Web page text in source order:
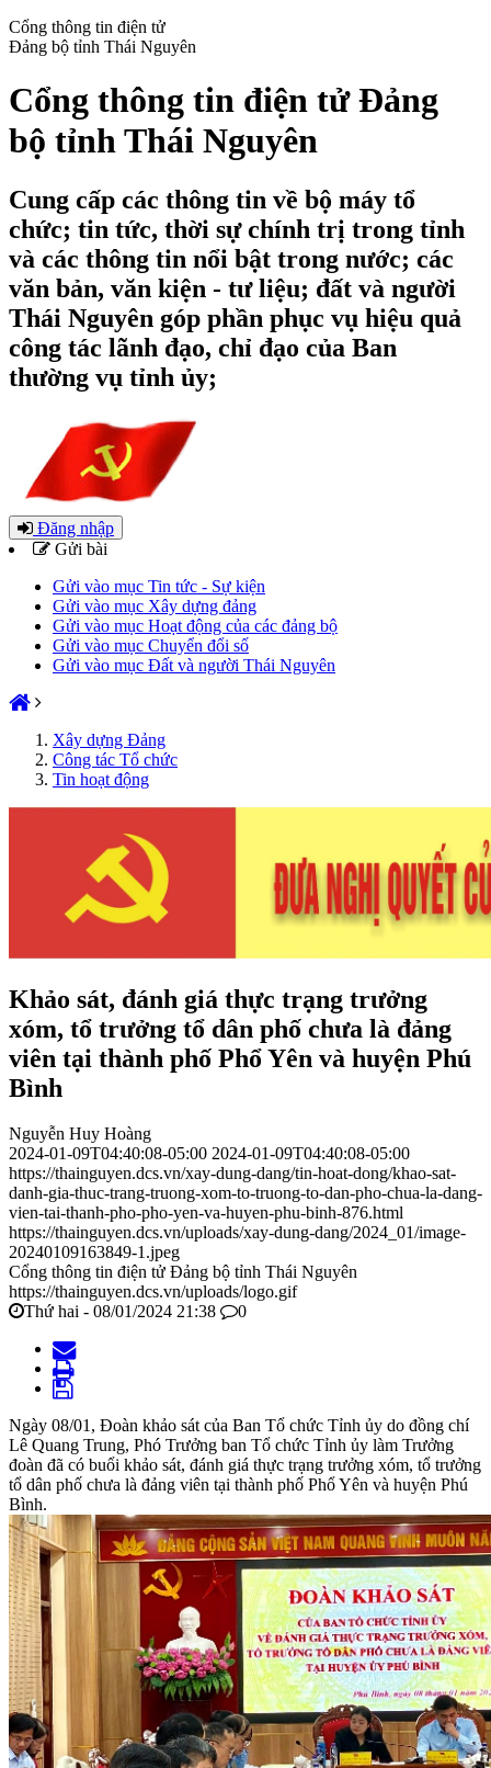
Cổng thông tin điện tử
Đảng bộ tỉnh Thái Nguyên
Cổng thông tin điện tử Đảng
bộ tỉnh Thái Nguyên
Cung cấp các thông tin về bộ máy tổ
chức; tin tức, thời sự chính trị trong tỉnh
và các thông tin nổi bật trong nước; các
văn bản, văn kiện - tư liệu; đất và người
Thái Nguyên góp phần phục vụ hiệu quả
công tác lãnh đạo, chỉ đạo của Ban
thường vụ tỉnh ủy;
Đăng nhập
Gửi bài
Gửi vào mục Tin tức - Sự kiện
Gửi vào mục Xây dựng đảng
Gửi vào mục Hoạt động của các đảng bộ
Gửi vào mục Chuyển đổi số
Gửi vào mục Đất và người Thái Nguyên
Xây dựng Đảng
Công tác Tổ chức
Tin hoạt động
Khảo sát, đánh giá thực trạng trưởng
xóm, tổ trưởng tổ dân phố chưa là đảng
viên tại thành phố Phổ Yên và huyện Phú
Bình
Nguyễn Huy Hoàng
2024-01-09T04:40:08-05:00 2024-01-09T04:40:08-05:00
https://thainguyen.dcs.vn/xay-dung-dang/tin-hoat-dong/khao-sat-
danh-gia-thuc-trang-truong-xom-to-truong-to-dan-pho-chua-la-dang-
vien-tai-thanh-pho-pho-yen-va-huyen-phu-binh-876.html
https://thainguyen.dcs.vn/uploads/xay-dung-dang/2024_01/image-
20240109163849-1.jpeg
Cổng thông tin điện tử Đảng bộ tỉnh Thái Nguyên
https://thainguyen.dcs.vn/uploads/logo.gif
Thứ hai - 08/01/2024 21:38
0
Ngày 08/01, Đoàn khảo sát của Ban Tổ chức Tỉnh ủy do đồng chí
Lê Quang Trung, Phó Trưởng ban Tổ chức Tỉnh ủy làm Trưởng
đoàn đã có buổi khảo sát, đánh giá thực trạng trưởng xóm, tổ trưởng
tổ dân phố chưa là đảng viên tại thành phố Phổ Yên và huyện Phú
Bình.